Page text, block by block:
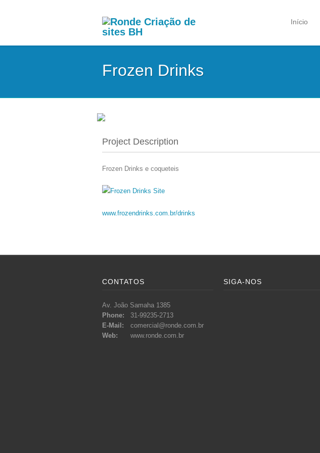
Início
Frozen Drinks
Project Description
Frozen Drinks e coqueteis
www.frozendrinks.com.br/drinks
CONTATOS
Av. João Samaha 1385
Phone:
31-99235-2713
E-Mail:
comercial@ronde.com.br
Web:
www.ronde.com.br
SIGA-NOS